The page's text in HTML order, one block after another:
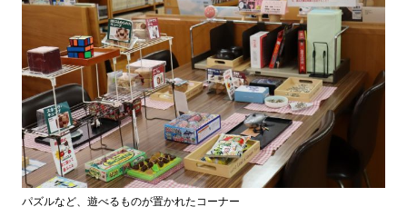
パズルなど、遊べるものが置かれたコーナー